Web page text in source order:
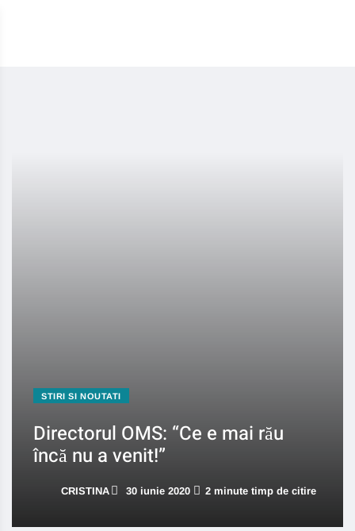
STIRI SI NOUTATI
Directorul OMS: “Ce e mai rău
încă nu a venit!”
CRISTINA 30 iunie 2020 2 minute timp de citire